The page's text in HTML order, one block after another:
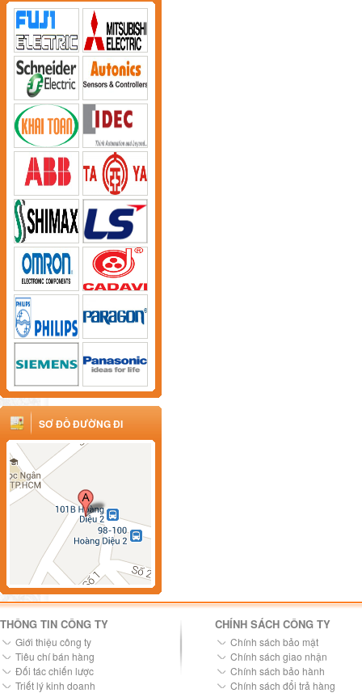
SƠ ĐỒ ĐƯỜNG ĐI
THÔNG TIN CÔNG TY
Giới thiệu công ty
Tiêu chí bán hàng
Đối tác chiến lược
Triết lý kinh doanh
CHÍNH SÁCH CÔNG TY
Chính sách bảo mật
Chính sách giao nhận
Chính sách bảo hành
Chính sách đổi trả hàng